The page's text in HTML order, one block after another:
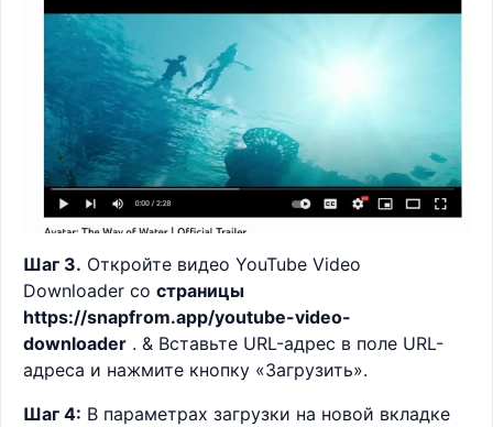
Шаг 3. Откройте видео YouTube Video
Downloader со страницы
https://snapfrom.app/youtube-video-
downloader . & Вставьте URL-адрес в поле URL-
адреса и нажмите кнопку «Загрузить».
Шаг 4: В параметрах загрузки на новой вкладке